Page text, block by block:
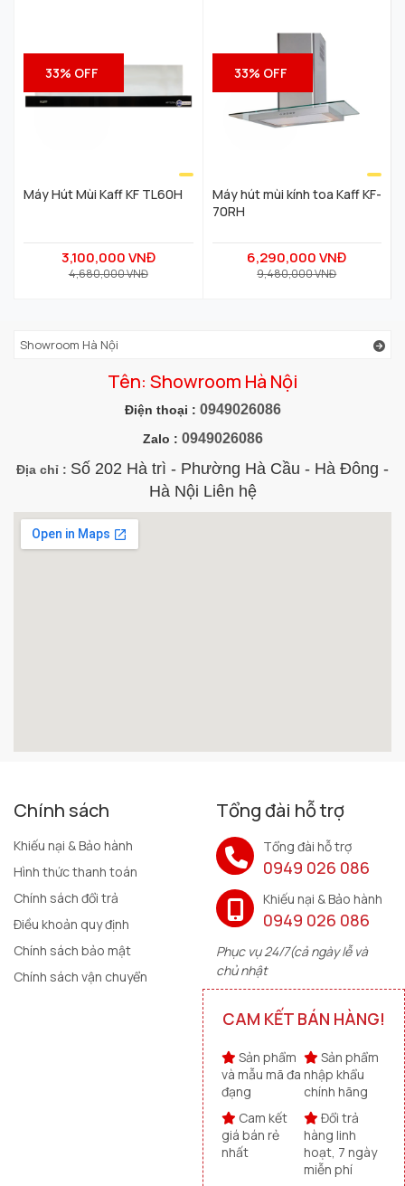
33% OFF
Máy Hút Mùi Kaff KF TL60H
3,100,000 VNĐ
4,680,000 VNĐ
33% OFF
Máy hút mùi kính toa Kaff KF-
70RH
6,290,000 VNĐ
9,480,000 VNĐ
Showroom Hà Nội
Tên: Showroom Hà Nội
Điện thoại : 0949026086
Zalo : 0949026086
Địa chỉ : Số 202 Hà trì - Phường Hà Cầu - Hà Đông -
Hà Nội Liên hệ
Chính sách
Khiếu nại & Bảo hành
Hình thức thanh toán
Chính sách đổi trả
Điều khoản quy định
Chính sách bảo mật
Chính sách vận chuyển
Tổng đài hỗ trợ
Tổng đài hỗ trợ
0949 026 086
Khiếu nại & Bảo hành
0949 026 086
Phục vụ 24/7(cả ngày lễ và
chủ nhật
CAM KẾT BÁN HÀNG!
Sản phẩm
và mẫu mã đa
đạng
Sản phẩm
nhập khẩu
chính hãng
Cam kết
giá bán rẻ
nhất
Đổi trả
hàng linh
hoạt, 7 ngày
miễn phí